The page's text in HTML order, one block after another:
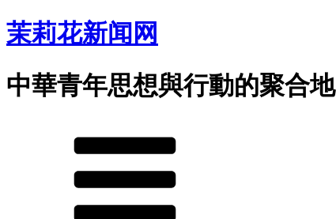
茉莉花新闻网
中華青年思想與行動的聚合地